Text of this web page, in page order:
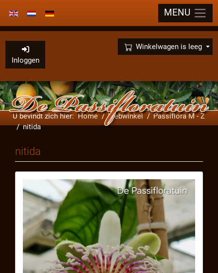
Inloggen
Winkelwagen is leeg
×
Selecteer de taal MENU
U bevindt zich hier:Home Webwinkel
Passiflora M - Z
nitida
nitida